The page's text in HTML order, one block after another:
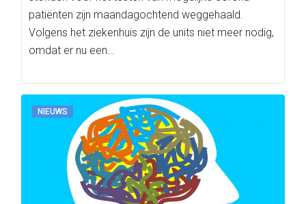
patiënten zijn maandagochtend weggehaald.
Volgens het ziekenhuis zijn de units niet meer nodig,
omdat er nu een…
NIEUWS